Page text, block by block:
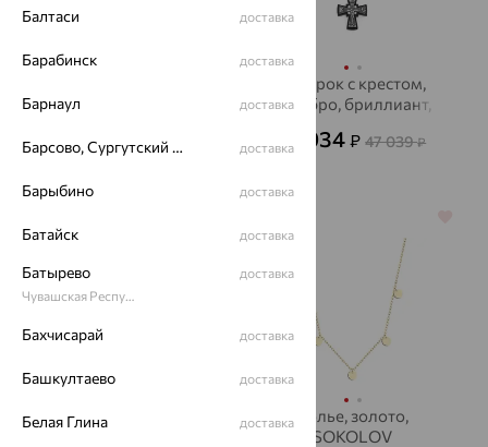
жемчуг, De Fleur
от 40 607
Шнурок с крестом,
серебро, бриллиант,
16 934₽ 47 039₽
Колье, золото, гранат,
Колье, золото,
SOKOLOV
Балтаси доставка
Барабинск доставка
Барнаул доставка
Барсово, Сургутский район доставка
Барыбино доставка
Батайск доставка
Батырево
Чувашская Республика - Чувашия
доставка
Бахчисарай доставка
Башкултаево доставка
Белая Глина доставка